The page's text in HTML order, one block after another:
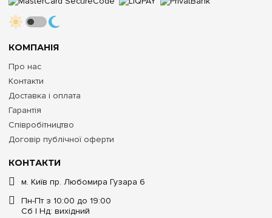
КОНТАКТИ
м. Київ пр. Любомира Гузара 6
Пн-Пт з 10:00 до 19:00
Сб | Нд: вихідний
КОМПАНІЯ
Про нас
Контакти
Доставка і оплата
Гарантія
Співробітництво
Договір публічної оферти